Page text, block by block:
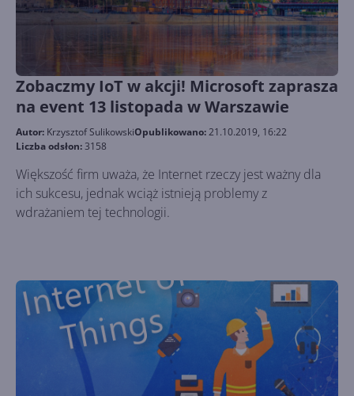
Zobaczmy IoT w akcji! Microsoft zaprasza
na event 13 listopada w Warszawie
Autor: Krzysztof SulikowskiOpublikowano:21.10.2019, 16:22
Liczba odsłon:3158
Większość firm uważa, że Internet rzeczy jest ważny dla
ich sukcesu, jednak wciąż istnieją problemy z
wdrażaniem tej technologii.